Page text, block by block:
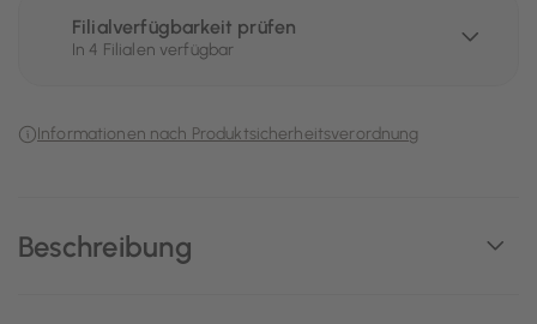
Beschreibung
Filialverfügbarkeit prüfen
In 4 Filialen verfügbar
Informationen nach Produktsicherheitsverordnung